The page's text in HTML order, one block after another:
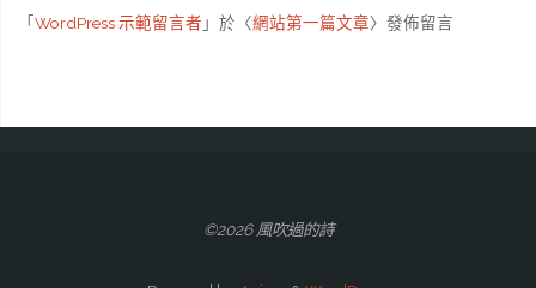
「 WordPress 示範留言者 」於〈網站第一篇文章〉發佈留言
©2026 風吹過的詩